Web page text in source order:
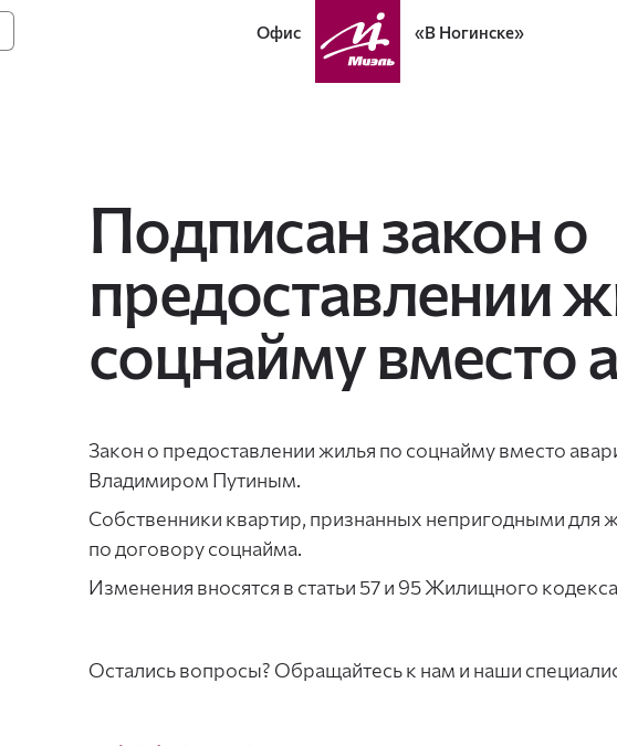
Офис «В Ногинске»
Подписан закон о
предоставлении
соцнайму вместо
Закон о предоставлении жилья по соцнайму вместо
Владимиром Путиным.
Собственники квартир, признанных непригодными для
по договору соцнайма.
Изменения вносятся в статьи 57 и 95 Жилищного
Остались вопросы? Обращайтесь к нам и наши